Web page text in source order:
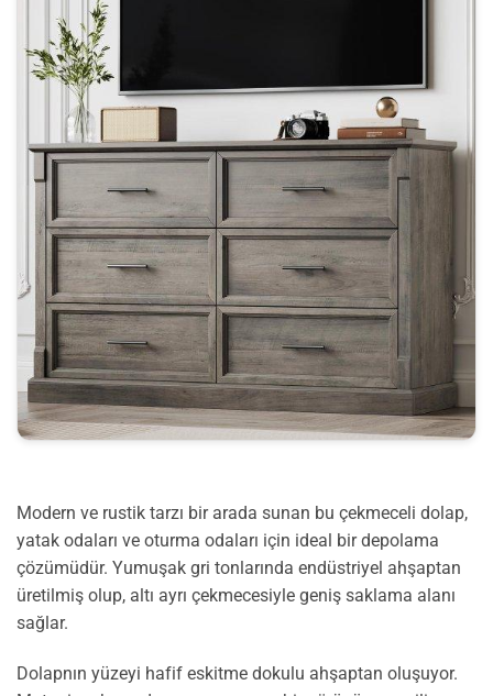
Modern ve rustik tarzı bir arada sunan bu çekmeceli dolap,
yatak odaları ve oturma odaları için ideal bir depolama
çözümüdür. Yumuşak gri tonlarında endüstriyel ahşaptan
üretilmiş olup, altı ayrı çekmecesiyle geniş saklama alanı
sağlar.
Dolapnın yüzeyi hafif eskitme dokulu ahşaptan oluşuyor.